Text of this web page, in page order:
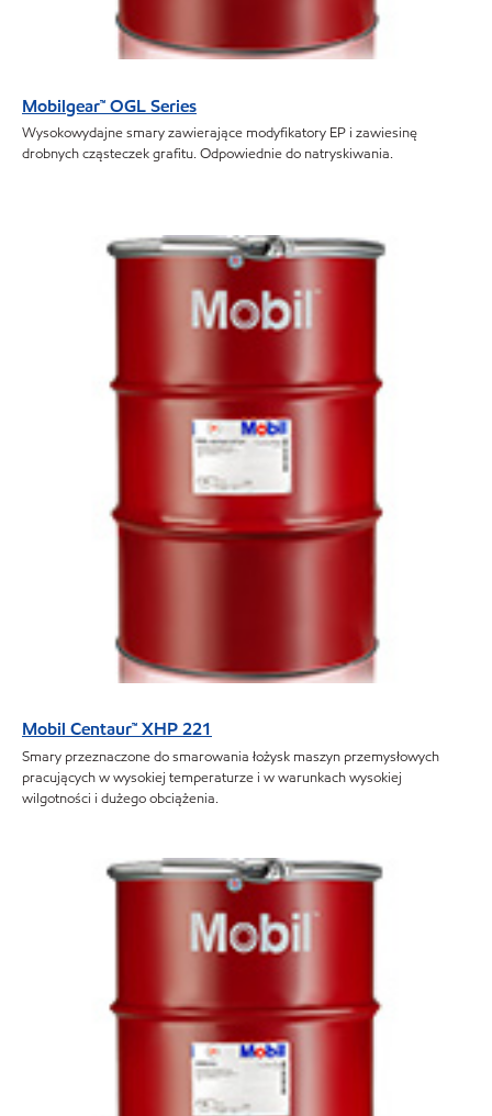
Mobilgear™ OGL Series
Wysokowydajne smary zawierające modyfikatory EP i zawiesinę
drobnych cząsteczek grafitu. Odpowiednie do natryskiwania.
Mobil Centaur™ XHP 221
Smary przeznaczone do smarowania łożysk maszyn przemysłowych
pracujących w wysokiej temperaturze i w warunkach wysokiej
wilgotności i dużego obciążenia.